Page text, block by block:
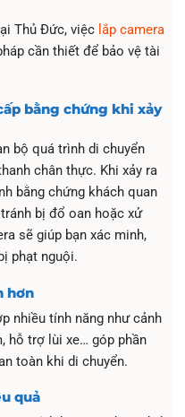
Thủ Đức, việc lắp camera
cần thiết để bảo vệ tài
bằng chứng khi xảy
bộ quá trình di chuyển
chân thực. Khi xảy ra
bằng chứng khách quan
bị đổ oan hoặc xử
sẽ giúp bạn xác minh,
phạt nguội.
hơn
nhiều tính năng như cảnh
hỗ trợ lùi xe… góp phần
toàn khi di chuyển.
quả